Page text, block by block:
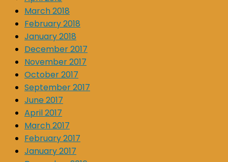
March 2018
February 2018
January 2018
December 2017
November 2017
October 2017
September 2017
June 2017
April 2017
March 2017
February 2017
January 2017